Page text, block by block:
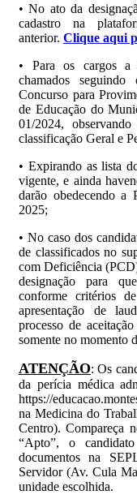
• No ato da
cadastro na
anterior. Clique aqui
• Para os cargos a
chamados
Concurso para
de Educação do
01/2024,
classificação Geral e
• Expirando as lista
vigente, e ainda
darão obedecendo a
2025;
• No caso dos
de classificados no
com Deficiência
designação para
conforme critérios
apresentação de
processo de
somente no momento
ATENÇÃO: Os
da perícia médica
https://
na Medicina do
Centro). Compareça
“Apto”, o
documentos na
Servidor (Av. Cula
unidade escolhida.